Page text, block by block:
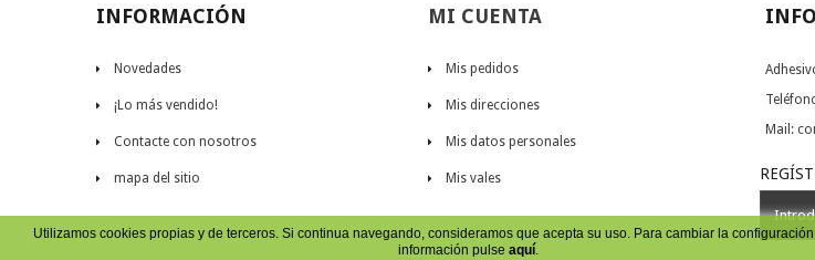
INFORMACIÓN
Novedades
¡Lo más vendido!
Contacte con nosotros
mapa del sitio
MI CUENTA
Mis pedidos
Mis direcciones
Mis datos personales
Mis vales
Mail:
Utilizamos cookies propias y de terceros. Si continua navegando, consideramos que acepta su uso. Para cambiar la
información pulse aquí.